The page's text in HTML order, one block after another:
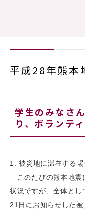
平成28年熊本
学生のみなさ
り、ボランテ
1. 被災地に滞在する
このたびの熊本地震
状況ですが、全体とし
21日にお知らせした